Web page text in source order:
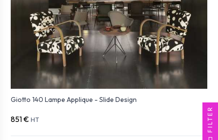
Giotto 140 Lampe Applique - Slide Design
851 € HT FILTER